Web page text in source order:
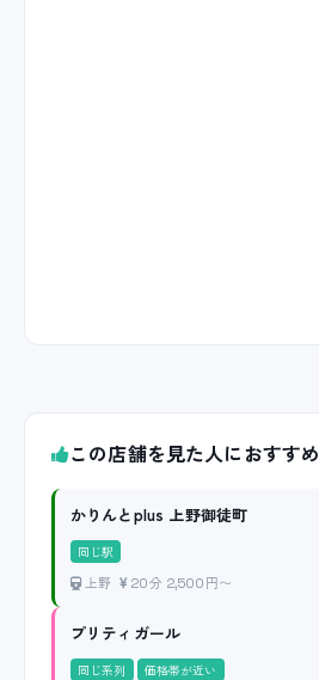
この店舗を見た人におすすめ
かりんとplus 上野御徒町
同じ駅
上野 20分 2,500円〜
プリティガール
同じ系列 価格帯が近い